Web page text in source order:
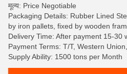
मूल्य: Price Negotiable
Packaging Details: Rubber Lined
by iron pallets, fixed by wooden
Delivery Time: After payment 15-30
Payment Terms: T/T, Western
Supply Ability: 1500 tons per Month